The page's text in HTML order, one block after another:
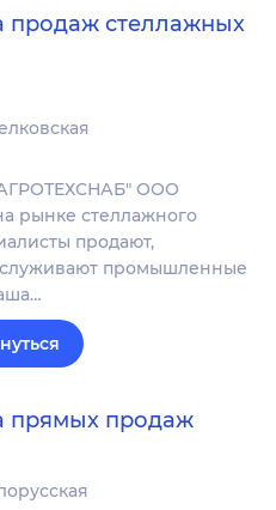
продаж стеллажных
ООО
рынке стеллажного
продают,
промышленные
прямых продаж